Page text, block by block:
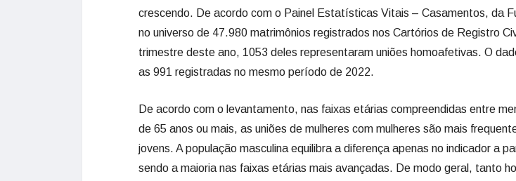
crescendo. De acordo com o Painel Estatísticas Vitais – Casamentos, da
no universo de 47.980 matrimônios registrados nos Cartórios de Registro
trimestre deste ano, 1053 deles representaram uniões homoafetivas. O
as 991 registradas no mesmo período de 2022.
De acordo com o levantamento, nas faixas etárias compreendidas entre
de 65 anos ou mais, as uniões de mulheres com mulheres são mais
jovens. A população masculina equilibra a diferença apenas no indicador a
sendo a maioria nas faixas etárias mais avançadas. De modo geral, tanto